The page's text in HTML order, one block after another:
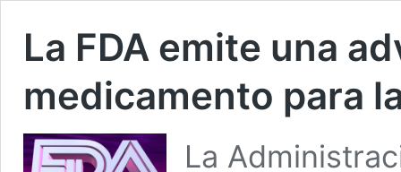
La FDA emite una
medicamento para
La